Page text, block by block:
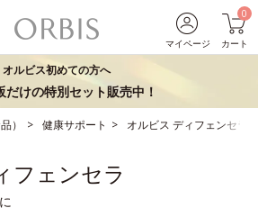
マイページ
0
カート
オルビス初めての方へ
だけの特別セット販売中！
） 健康サポート オルビス ディフェンセラ
フェンセラ